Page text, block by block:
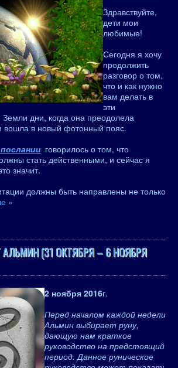
Здравствуйте,
дети мои
любимые!
Сегодня я хочу
продолжить
разговор о том,
что и как нужно
вам делать в
эти
Земли дни, когда она преодолела
вошла в новый фотонный пояс.
говорилось о том, что
стать действенными, и сейчас я
значит.
должны быть направлены не только
»
(31 ОКТЯБРЯ – 6 НОЯБРЯ
2 ноября 2016г.
Перед началом каждой недели
Альмин выбирает руну,
дающую нам краткое
руководство на предстоящий
период. Данное руническое